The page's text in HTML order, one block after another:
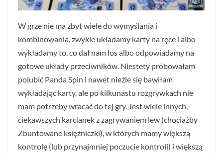
W grze nie ma zbyt wiele do wymyślania i
kombinowania, zwykle układamy karty na ręce i albo
wykładamy to, co dał nam los albo odpowiadamy na
gotowe układy przeciwników. Niestety próbowałam
polubić Panda Spin i nawet nieźle się bawiłam
wykładając karty, ale po kilkunastu rozgrywkach nie
mam potrzeby wracać do tej gry. Jest wiele innych,
ciekawszych karcianek z zagrywaniem lew (chociażby
Zbuntowane księżniczki), w których mamy większą
kontrolę (lub przynajmniej poczucie kontroli) i większą